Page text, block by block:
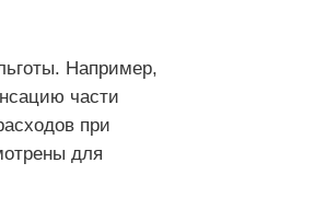
Например,
части
при
для